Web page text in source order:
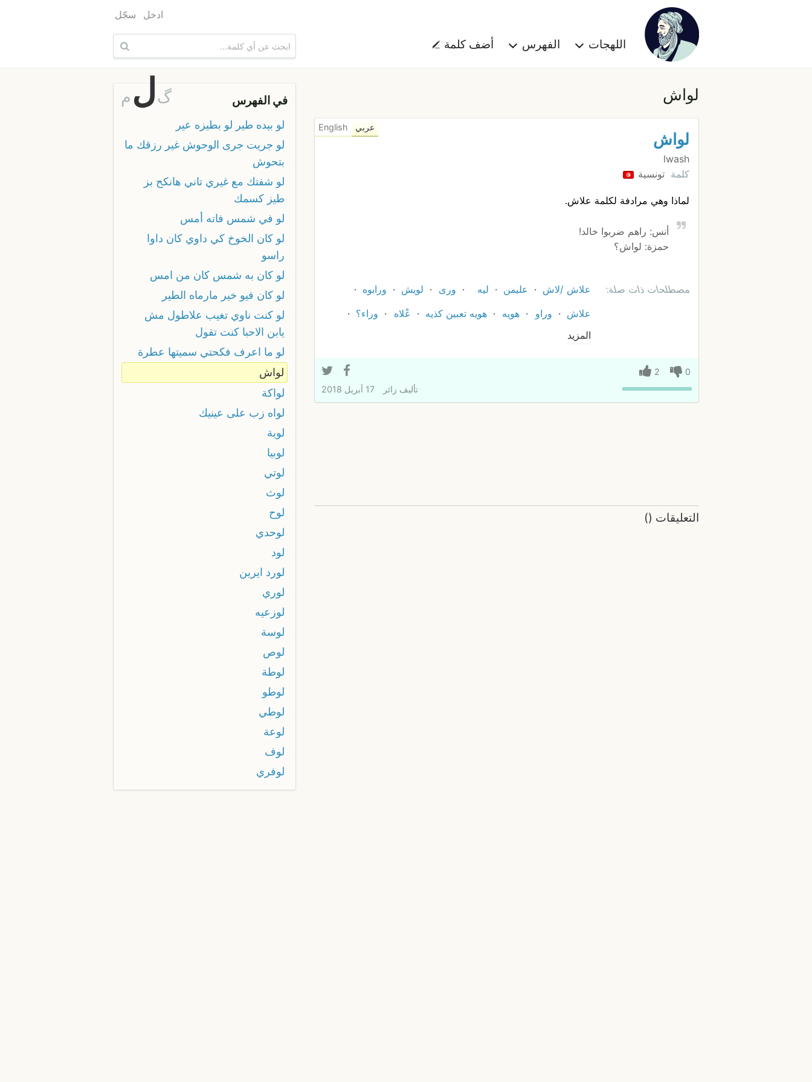
اللهجات الفهرس أضف كلمة
ادخل سجّل
لواش
لواش
lwash
كلمة تونسية
لماذا وهي مرادفة لكلمة علاش.
أنس: راهم ضربوا خالد!
حمزة: لواش؟
عربي English
مصطلحات ذات صلة: علاش /لاش عليمن ليه ورى لويش
ورابوه
علاش
وراو هويه هويه تعبين كذيه عْلاه
وراء؟
المزيد
0
2
تأليف زائر 17 أبريل 2018
التعليقات (
)
في الفهرس گل م
لو بيده طير لو بطيزه عير
لو جريت جرى الوحوش غير رزقك ما
بتحوش
لو شفتك مع غيري تاني هانكح بز
طيز كسمك
لو في شمس فاته أمس
لو كان الخوخ كي داوي كان داوا
راسو
لو كان به شمس كان من امس
لو كان فيو خير مارماه الطير
لو كنت ناوي تغيب علاطول مش
يابن الاحبا كنت تقول
لو ما اعرف فكحتي سميتها عطرة
لواش
لواكة
لواه زب على عينيك
لوبة
لوبيا
لوتي
لوث
لوح
لوحدي
لود
لورد ايرين
لوري
لوزعيه
لوسة
لوص
لوطة
لوطو
لوطي
لوعة
لوف
لوفري